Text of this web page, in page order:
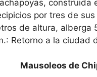
construida
por tres de
de altura, alberga
Retorno a la ciudad
Mausoleos de